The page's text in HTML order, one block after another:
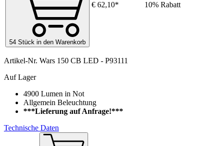
54 Stück in den Warenkorb
€ 62,10* 10% Rabatt
Artikel-Nr. Wars 150 CB LED - P93111
Auf Lager
4900 Lumen in Not
Allgemein Beleuchtung
***Lieferung auf Anfrage!***
Technische Daten